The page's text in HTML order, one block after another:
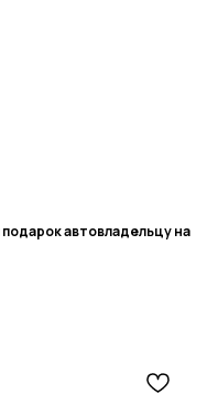
автовладельцу на